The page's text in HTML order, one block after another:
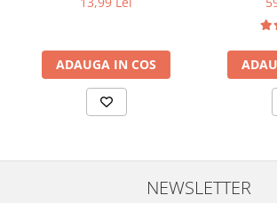
ADAUGA IN COS
NEWSLETTER